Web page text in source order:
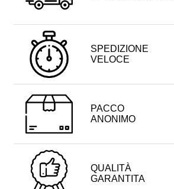
SPEDIZIONE
VELOCE
PACCO
ANONIMO
QUALITÀ
GARANTITA